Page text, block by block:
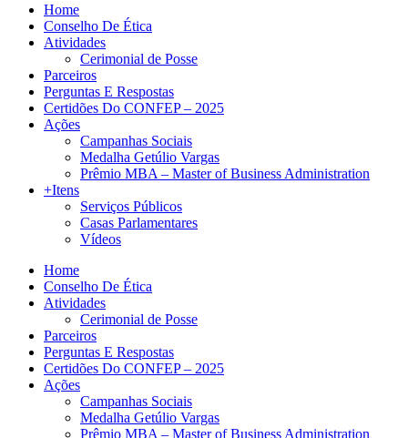
Home
Conselho De Ética
Atividades
Cerimonial de Posse
Parceiros
Perguntas E Respostas
Certidões Do CONFEP – 2025
Ações
Campanhas Sociais
Medalha Getúlio Vargas
Prêmio MBA – Master of Business Administration
+Itens
Serviços Públicos
Casas Parlamentares
Vídeos
Home
Conselho De Ética
Atividades
Cerimonial de Posse
Parceiros
Perguntas E Respostas
Certidões Do CONFEP – 2025
Ações
Campanhas Sociais
Medalha Getúlio Vargas
Prêmio MBA – Master of Business Administration